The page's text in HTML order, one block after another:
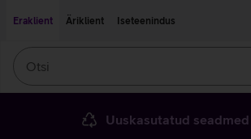
Eraklient
Äriklient Iseteenindus
Uuskasutatud seadmed